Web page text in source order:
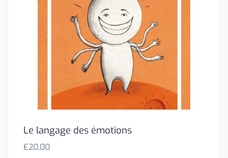
Le langage des émotions
€20,00